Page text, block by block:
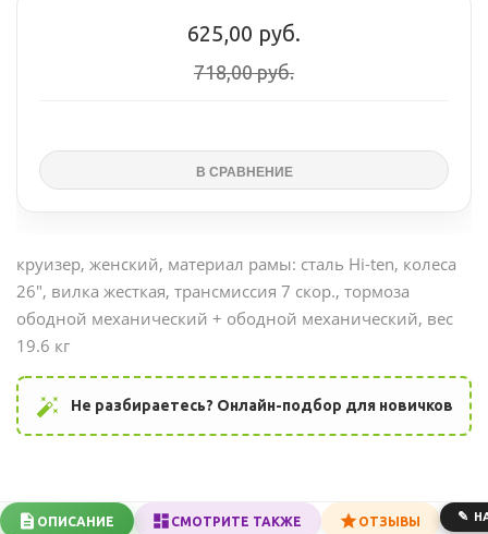
625,00 руб.
718,00 руб.
круизер, женский, материал рамы: сталь Hi-ten, колеса
26", вилка жесткая, трансмиссия 7 скор., тормоза
ободной механический + ободной механический, вес
19.6 кг
auto_fix_high Не разбираетесь? Онлайн-подбор для новичков
ОПИСАНИЕ СМОТРИТЕ ТАКЖЕ ОТЗЫВЫ